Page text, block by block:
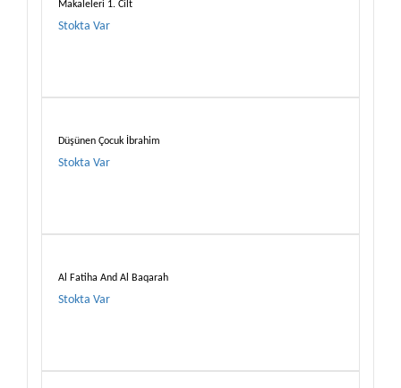
İnsan Merkezli Dinden Kitap Merkezli Dine, Kitap ve Hikmet
Makaleleri 1. Cilt
Düşünen Çocuk İbrahim
Al Fatiha And Al Baqarah